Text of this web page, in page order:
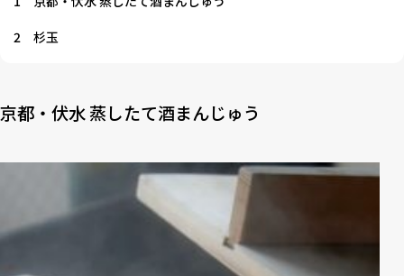
2
杉玉
京都・伏水 蒸したて酒まんじゅう